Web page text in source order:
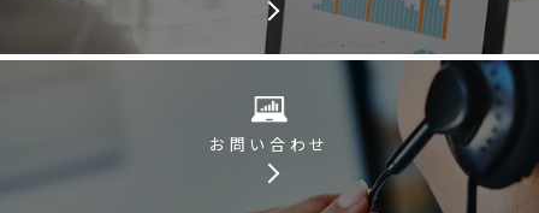
お問い合わせ